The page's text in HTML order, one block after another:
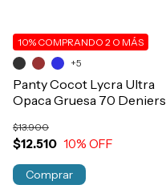
Panty Cocot Lycra Ultra
Opaca Gruesa 70 Deniers
$12.510
$13.900
10% OFF
10% COMPRANDO 2 O MÁS
+5
Comprar